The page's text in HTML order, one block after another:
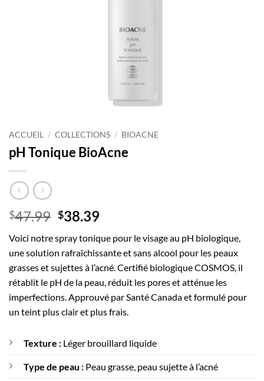
ACCUEIL / COLLECTIONS / BIOACNE
pH Tonique BioAcne
$47.99 $38.39
Voici notre spray tonique pour le visage au pH biologique,
une solution rafraîchissante et sans alcool pour les peaux
grasses et sujettes à l’acné. Certifié biologique COSMOS, il
rétablit le pH de la peau, réduit les pores et atténue les
imperfections. Approuvé par Santé Canada et formulé pour
un teint plus clair et plus frais.
Texture : Léger brouillard liquide
Type de peau : Peau grasse, peau sujette à l’acné